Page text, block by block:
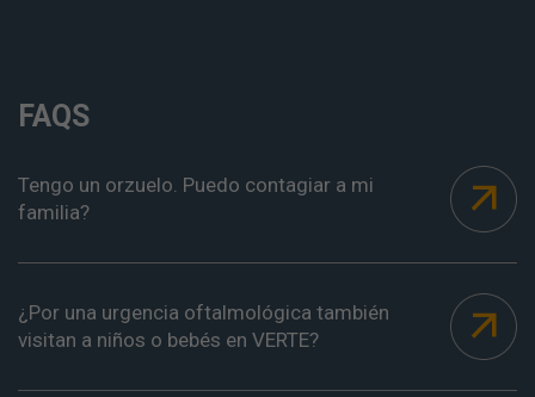
FAQS
Tengo un orzuelo. Puedo contagiar a mi
familia?
¿Por una urgencia oftalmológica también
visitan a niños o bebés en VERTE?